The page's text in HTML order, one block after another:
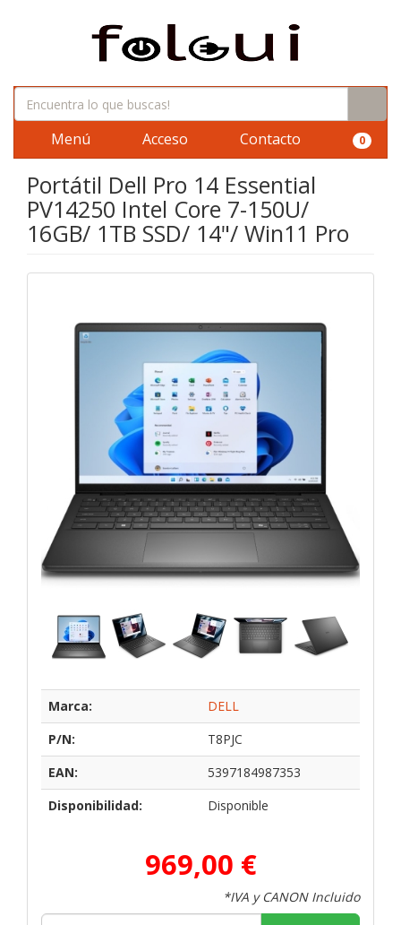
Menú Acceso Contacto 0
Portátil Dell Pro 14 Essential
PV14250 Intel Core 7-150U/
16GB/ 1TB SSD/ 14"/ Win11 Pro
Marca:
DELL
P/N:
T8PJC
EAN:
5397184987353
Disponibilidad:
Disponible
969,00 €
*IVA y CANON Incluido